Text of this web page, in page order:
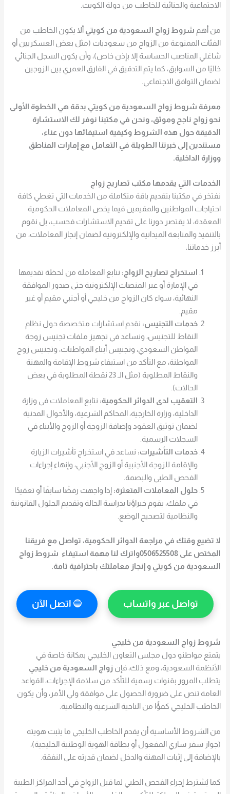
الاجتماعية والجنائية للخاطب من دولة الكويت.
من أهم شروط زواج السعودية من كويتي ألا يكون الخاطب من
الفئات الممنوعة من الزواج من سعوديات (مثل بعض العسكريين أو
شاغلي المناصب الحساسة إلا بإذن خاص)، وأن يكون السجل الجنائي
خاليًا من السوابق، كما يتم التدقيق في الفارق العمري بين الزوجين
لضمان التوافق الاجتماعي.
معرفة شروط زواج السعودية من كويتي بدقة هي الخطوة الأولى
نحو زواج ناجح وموثق، ونحن في مكتبنا نوفر لك الاستشارة
الدقيقة حول هذه الشروط وكيفية استيفائها دون عناء،
مستندين إلى خبرتنا الطويلة في التعامل مع إمارات المناطق
ووزارة الداخلية.
الخدمات التي يقدمها مكتب تصاريح زواج
نفتخر في مكتبنا بتقديم باقة متكاملة من الخدمات التي تغطي كافة
احتياجات المواطنين والمقيمين فيما يخص المعاملات الحكومية
المعقدة، لا يقتصر دورنا على تقديم الاستشارات فحسب، بل نقوم
بالتنفيذ والمتابعة الميدانية والإلكترونية لضمان إنجاز المعاملات، من
أبرز خدماتنا:
استخراج تصاريح الزواج: نتابع المعاملة من لحظة تقديمها
في الإمارة أو عبر المنصات الإلكترونية حتى صدور الموافقة
النهائية، سواء كان الزواج من خليجي أو أجنبي مقيم أو غير
مقيم.
خدمات التجنيس: نقدم استشارات متخصصة حول نظام
النقاط للتجنيس، ونساعد في تجهيز ملفات تجنيس زوجة
المواطن السعودي، وتجنيس أبناء المواطنات، وتجنيس زوج
المواطنة، مع التأكد من استيفاء شروط الإقامة والمهنة
والنقاط المطلوبة (مثل الـ 23 نقطة المطلوبة في بعض
الحالات).
التعقيب لدى الدوائر الحكومية: نتابع المعاملات في وزارة
الداخلية، وزارة الخارجية، المحاكم الشرعية، والأحوال المدنية
لضمان توثيق العقود وإضافة الزوجة أو الزوج والأبناء في
السجلات الرسمية.
خدمات التأشيرات: نساعد في استخراج تأشيرات الزيارة
والإقامة للزوجة الأجنبية أو الزوج الأجنبي، وإنهاء إجراءات
الفحص الطبي والبصمة.
حلول المعاملات المتعثرة: إذا واجهت رفضًا سابقًا أو تعقيدًا
في ملفك، يقوم خبراؤنا بدراسة الحالة وتقديم الحلول القانونية
والنظامية لتصحيح الوضع.
لا تضيع وقتك في مراجعة الدوائر الحكومية، تواصل مع فريقنا
المختص على 0506525508واترك لنا مهمة استيفاء شروط زواج
السعودية من كويتي و إنجاز معاملتك باحترافية تامة.
تواصل عبر واتساب 🔵 اتصل الآن
شروط زواج السعودية من خليجي
يتمتع مواطنو دول مجلس التعاون الخليجي بمكانة خاصة في
الأنظمة السعودية، ومع ذلك، فإنزواج السعودية من خليجي
يتطلب المرور بقنوات رسمية للتأكد من سلامة الإجراءات، القواعد
العامة تنص على ضرورة الحصول على موافقة ولي الأمر، وأن يكون
الخاطب الخليجي كفؤًا من الناحية الشرعية والنظامية.
من الشروط الأساسية أن يقدم الخاطب الخليجي ما يثبت هويته
(جواز سفر ساري المفعول أو بطاقة الهوية الوطنية الخليجية)،
بالإضافة إلى إثبات المهنة والدخل لضمان قدرته على النفقة.
كما يُشترط إجراء الفحص الطبي لما قبل الزواج في أحد المراكز الطبية